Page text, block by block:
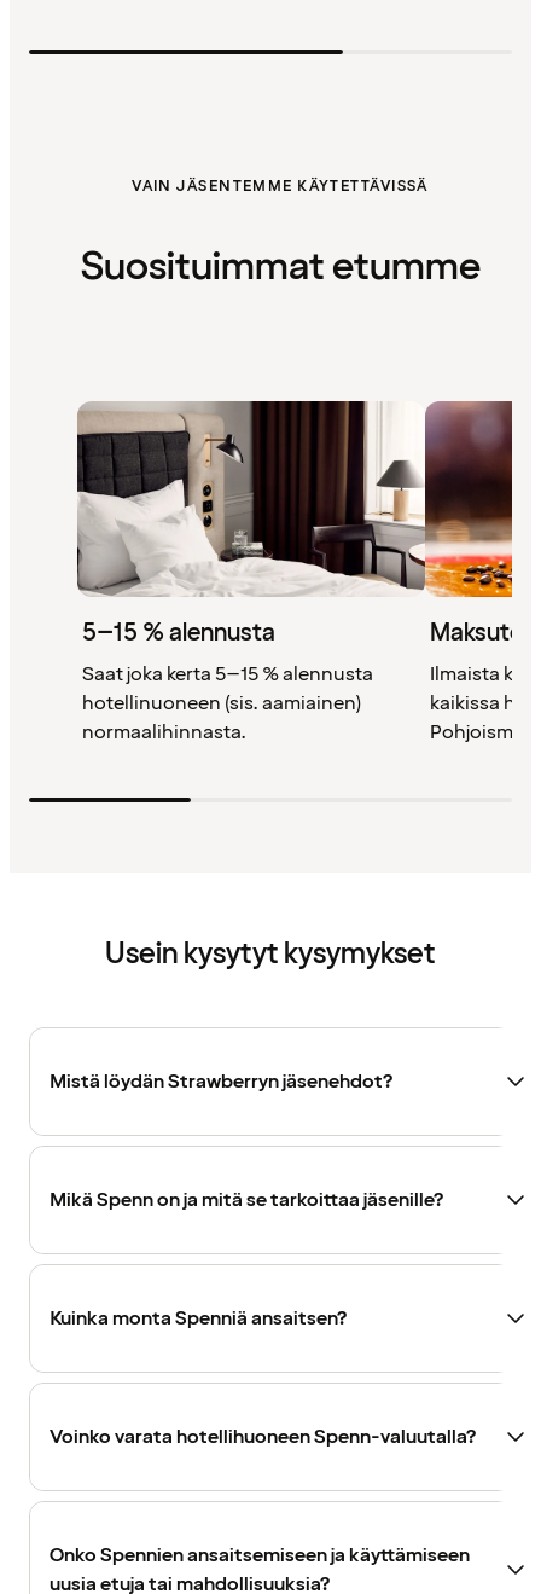
VAIN JÄSENTEMME KÄYTETTÄVISSÄ
Suosituimmat etumme
5–15 % alennusta
Saat joka kerta 5–15 % alennusta
hotellinuoneen (sis. aamiainen)
normaalihinnasta.
Ilmaista
kaikissa
Usein kysytyt kysymykset
Mistä löydän Strawberryn jäsenehdot?
Mikä Spenn on ja mitä se tarkoittaa jäsenille?
Kuinka monta Spenniä ansaitsen?
Voinko varata hotellihuoneen Spenn-valuutalla?
Onko Spennien ansaitsemiseen ja käyttämiseen
uusia etuja tai mahdollisuuksia?